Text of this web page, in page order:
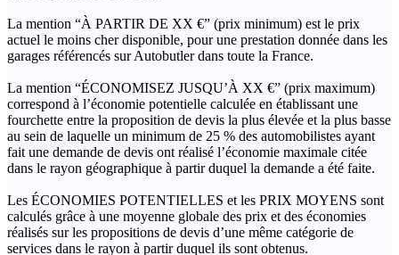
La mention “À PARTIR DE XX €” (prix minimum) est le prix
actuel le moins cher disponible, pour une prestation donnée dans les
garages référencés sur Autobutler dans toute la France.
La mention “ÉCONOMISEZ JUSQU’À XX €” (prix maximum)
correspond à l’économie potentielle calculée en établissant une
fourchette entre la proposition de devis la plus élevée et la plus basse
au sein de laquelle un minimum de 25 % des automobilistes ayant
fait une demande de devis ont réalisé l’économie maximale citée
dans le rayon géographique à partir duquel la demande a été faite.
Les ÉCONOMIES POTENTIELLES et les PRIX MOYENS sont
calculés grâce à une moyenne globale des prix et des économies
réalisés sur les propositions de devis d’une même catégorie de
services dans le rayon à partir duquel ils sont obtenus.